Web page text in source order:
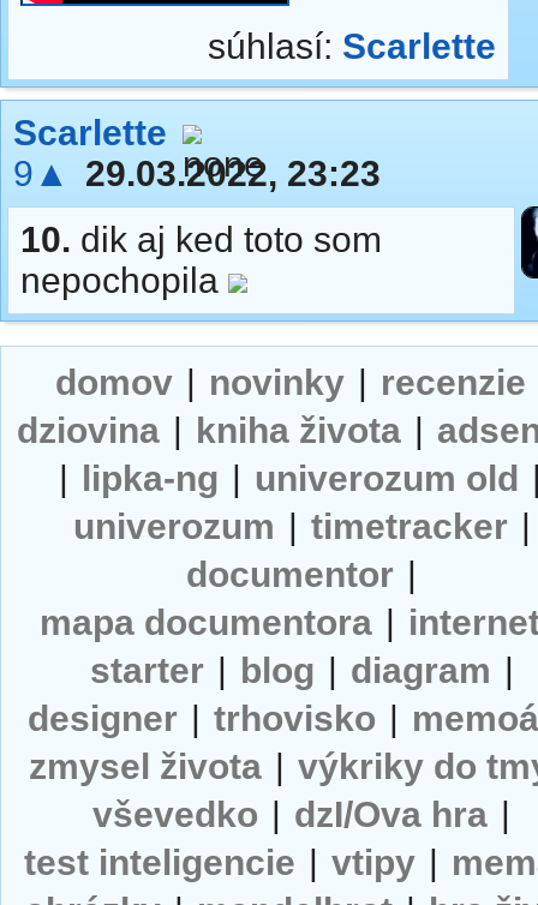
súhlasí: Scarlette
Scarlette
9▲
29.03.2022, 23:23
10. dik aj ked toto som
nepochopila
domov | novinky | recenzie
dziovina | kniha života |
| lipka-ng | univerozum old
univerozum | timetracker |
documentor |
mapa documentora |
starter | blog | diagram |
designer | trhovisko |
zmysel života | výkriky do
vševedko | dzI/Ova hra |
test inteligencie | vtipy |